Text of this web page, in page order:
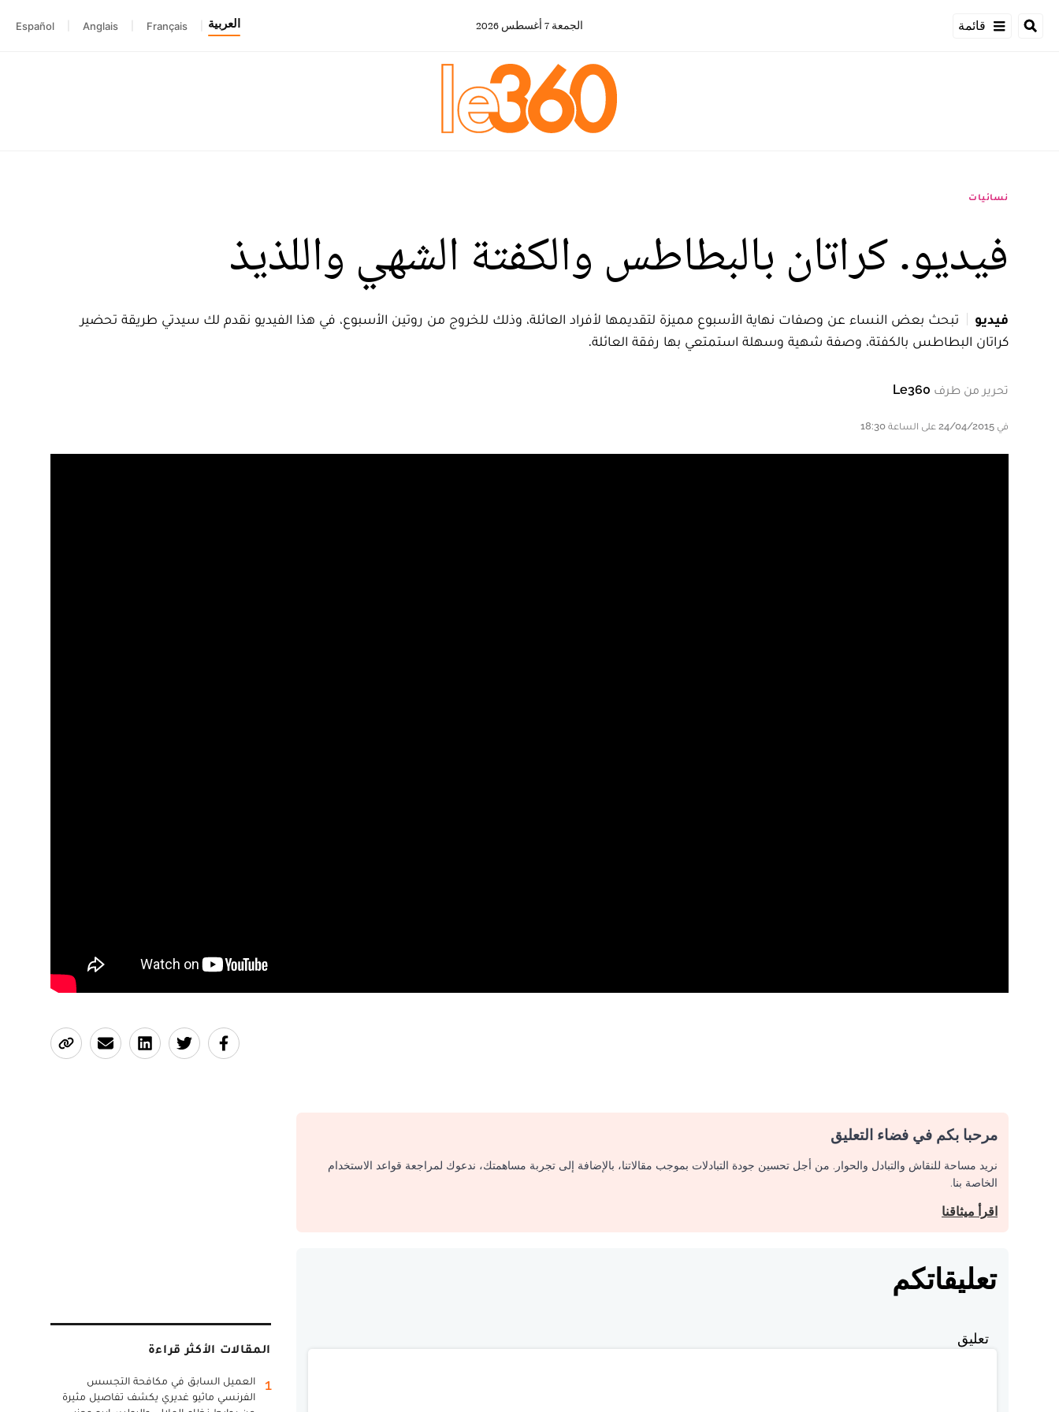
قائمة الجمعة 7 أغسطس 2026 العربية Français
Anglais
Español
نسائيات
فيديو. كراتان بالبطاطس والكفتة الشهي واللذيذ
فيديو
تبحث بعض النساء عن وصفات نهاية الأسبوع مميزة لتقديمها لأفراد العائلة، وذلك للخروج من روتين الأسبوع، في هذا الفيديو نقدم لك سيدتي طريقة تحضير
كراتان البطاطس بالكفتة، وصفة شهية وسهلة استمتعي بها رفقة العائلة.
تحرير من طرف Le360
في 24/04/2015 على الساعة 18:30
مرحبا بكم في فضاء التعليق
نريد مساحة للنقاش والتبادل والحوار. من أجل تحسين جودة التبادلات بموجب مقالاتنا، بالإضافة إلى تجربة مساهمتك، ندعوك لمراجعة قواعد الاستخدام
الخاصة بنا.
اقرأ ميثاقنا
تعليقاتكم
تعليق
المقالات الأكثر قراءة
1
العميل السابق في مكافحة التجسس
الفرنسي ماثيو غديري يكشف تفاصيل مثيرة